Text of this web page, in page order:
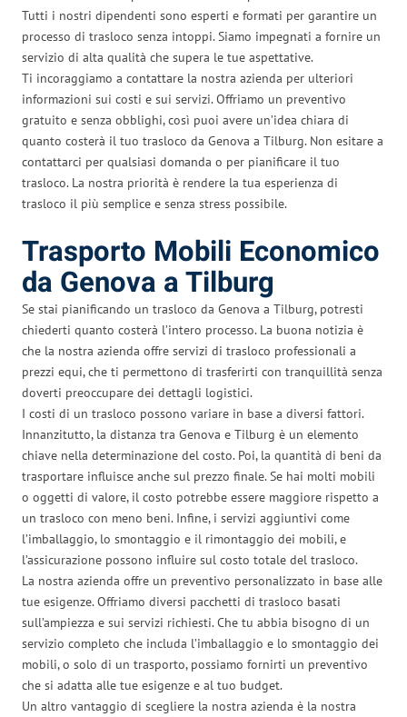
Tutti i nostri dipendenti sono esperti e formati per garantire un
processo di trasloco senza intoppi. Siamo impegnati a fornire un
servizio di alta qualità che supera le tue aspettative.
Ti incoraggiamo a contattare la nostra azienda per ulteriori
informazioni sui costi e sui servizi. Offriamo un preventivo
gratuito e senza obblighi, così puoi avere un’idea chiara di
quanto costerà il tuo trasloco da Genova a Tilburg. Non esitare a
contattarci per qualsiasi domanda o per pianificare il tuo
trasloco. La nostra priorità è rendere la tua esperienza di
trasloco il più semplice e senza stress possibile.
Trasporto Mobili Economico
da Genova a Tilburg
Se stai pianificando un trasloco da Genova a Tilburg, potresti
chiederti quanto costerà l’intero processo. La buona notizia è
che la nostra azienda offre servizi di trasloco professionali a
prezzi equi, che ti permettono di trasferirti con tranquillità senza
doverti preoccupare dei dettagli logistici.
I costi di un trasloco possono variare in base a diversi fattori.
Innanzitutto, la distanza tra Genova e Tilburg è un elemento
chiave nella determinazione del costo. Poi, la quantità di beni da
trasportare influisce anche sul prezzo finale. Se hai molti mobili
o oggetti di valore, il costo potrebbe essere maggiore rispetto a
un trasloco con meno beni. Infine, i servizi aggiuntivi come
l’imballaggio, lo smontaggio e il rimontaggio dei mobili, e
l’assicurazione possono influire sul costo totale del trasloco.
La nostra azienda offre un preventivo personalizzato in base alle
tue esigenze. Offriamo diversi pacchetti di trasloco basati
sull’ampiezza e sui servizi richiesti. Che tu abbia bisogno di un
servizio completo che includa l’imballaggio e lo smontaggio dei
mobili, o solo di un trasporto, possiamo fornirti un preventivo
che si adatta alle tue esigenze e al tuo budget.
Un altro vantaggio di scegliere la nostra azienda è la nostra